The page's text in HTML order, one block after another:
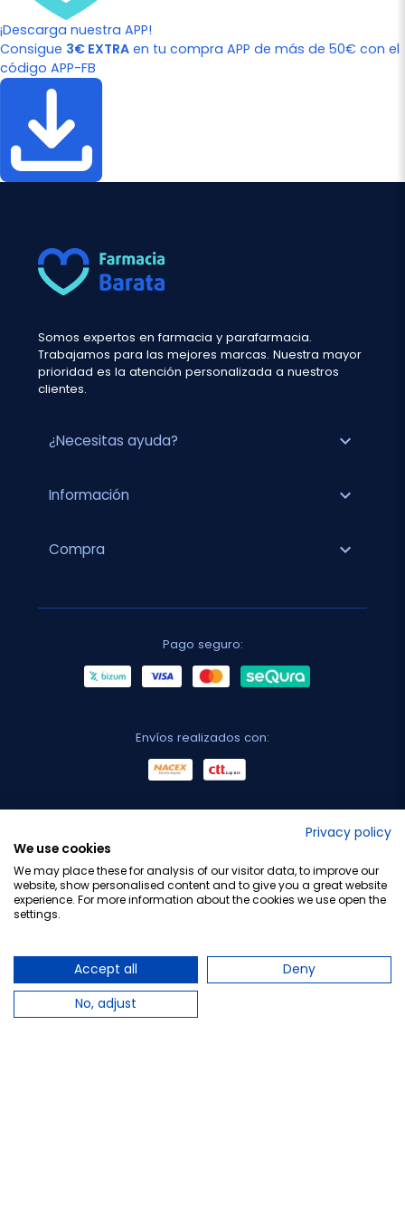
¡Descarga nuestra APP!
Consigue 3€ EXTRA en tu compra APP de más de 50€ con el
código APP-FB
Somos expertos en farmacia y parafarmacia.
Trabajamos para las mejores marcas. Nuestra mayor
prioridad es la atención personalizada a nuestros
clientes.
¿Necesitas ayuda? expand_more
Información expand_more
Compra expand_more
Pago seguro:
Envíos realizados con:
Privacy policy
We use cookies
We may place these for analysis of our visitor data, to improve our
website, show personalised content and to give you a great website
experience. For more information about the cookies we use open the
settings.
Accept all
Deny
No, adjust